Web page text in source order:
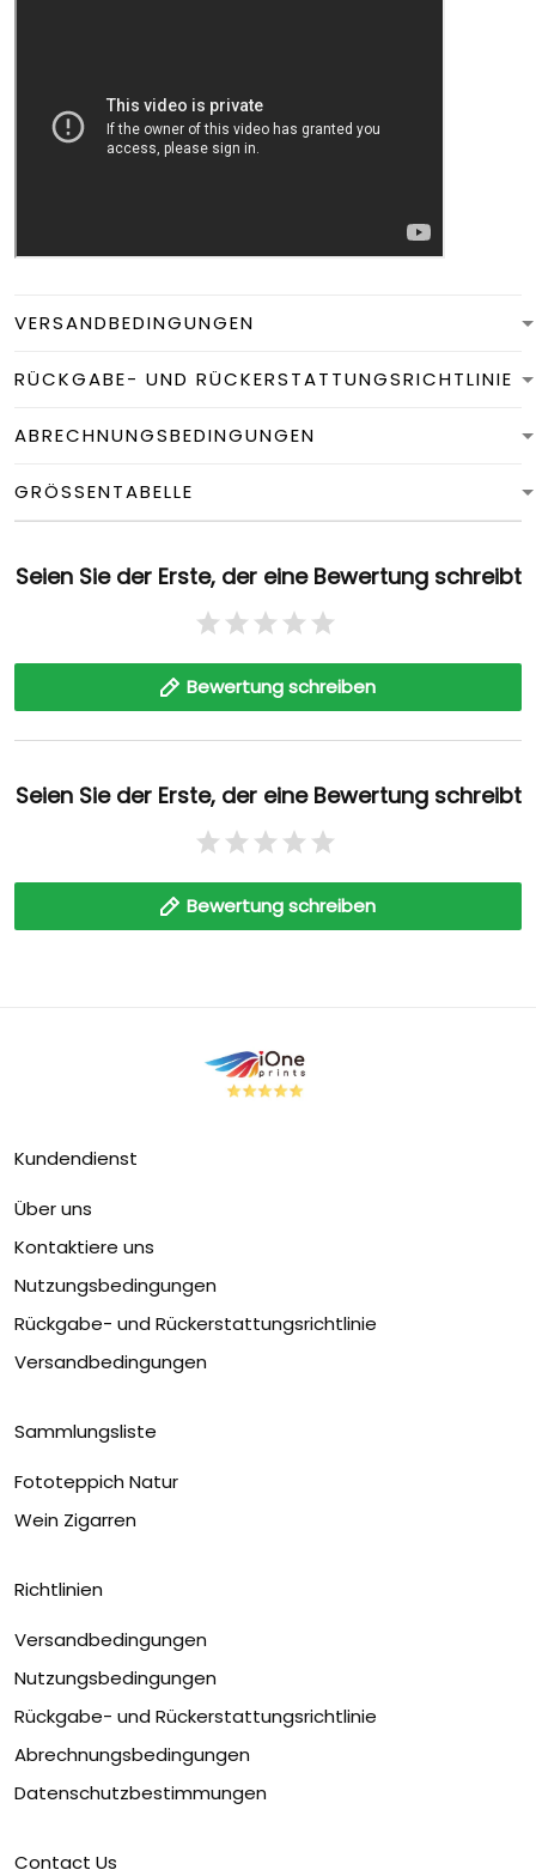
VERSANDBEDINGUNGEN
RÜCKGABE- UND RÜCKERSTATTUNGSRICHTLINIE
ABRECHNUNGSBEDINGUNGEN
GRÖSSENTABELLE
Seien Sie der Erste, der eine Bewertung schreibt
Bewertung schreiben
Seien Sie der Erste, der eine Bewertung schreibt
Bewertung schreiben
Kundendienst
Über uns
Kontaktiere uns
Nutzungsbedingungen
Rückgabe- und Rückerstattungsrichtlinie
Versandbedingungen
Sammlungsliste
Fototeppich Natur
Wein Zigarren
Richtlinien
Versandbedingungen
Nutzungsbedingungen
Rückgabe- und Rückerstattungsrichtlinie
Abrechnungsbedingungen
Datenschutzbestimmungen
Contact Us